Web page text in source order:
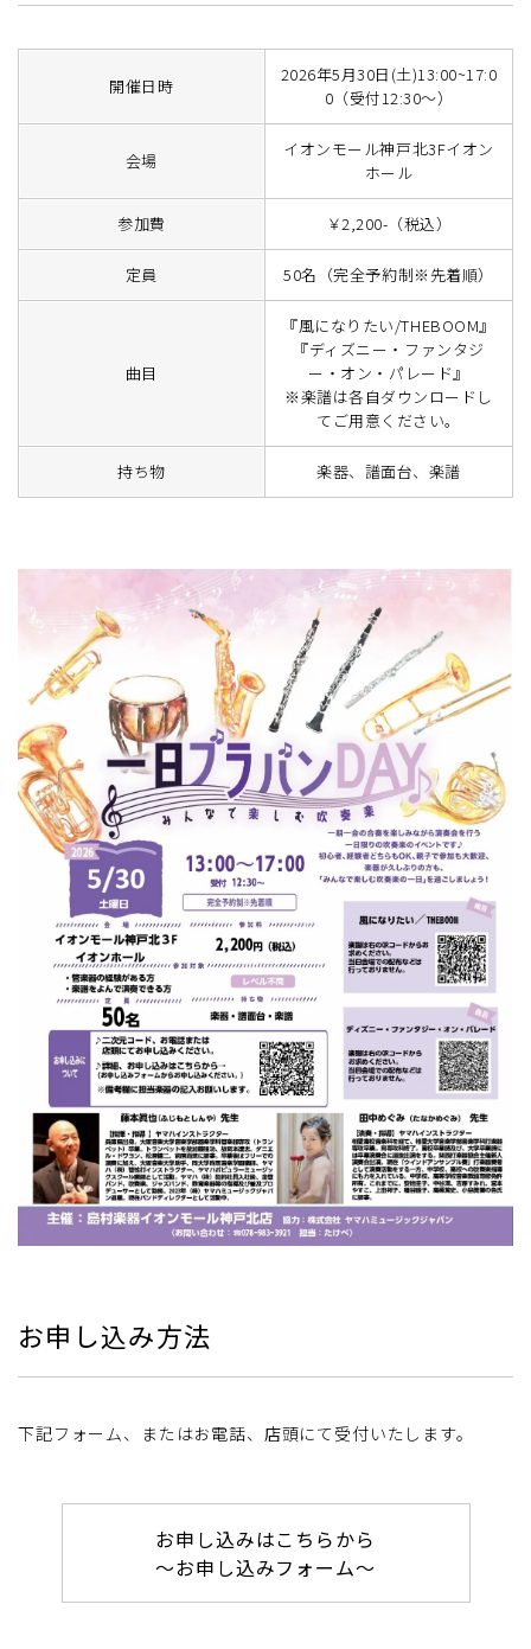
開催日時
2026年5月30日(土)13:00~17:0
0（受付12:30～）
会場
イオンモール神戸北3Fイオン
ホール
参加費 ￥2,200-（税込）
定員 50名（完全予約制※先着順）
曲目
『風になりたい/THEBOOM』
『ディズニー・ファンタジ
ー・オン・パレード』
※楽譜は各自ダウンロードし
てご用意ください。
持ち物 楽器、譜面台、楽譜
お申し込み方法
下記フォーム、またはお電話、店頭にて受付いたします。
お申し込みはこちらから
〜お申し込みフォーム〜